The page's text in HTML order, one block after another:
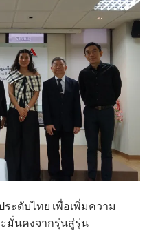
ะดับไทย เพื่อเพิ่มความ
มั่นคงจากรุ่นสู่รุ่น